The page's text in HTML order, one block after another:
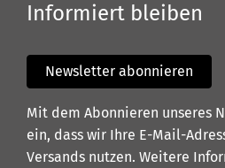
Informiert bleiben
Newsletter abonnieren
Mit dem Abonnieren unseres
ein, dass wir Ihre E-Mail-
Versands nutzen. Weitere